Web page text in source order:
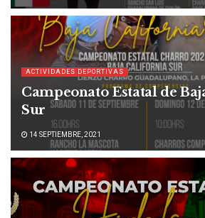
ACTIVIDADES DEPORTIVAS
Campeonato Estatal de
Sur
14 SEPTIEMBRE, 2021